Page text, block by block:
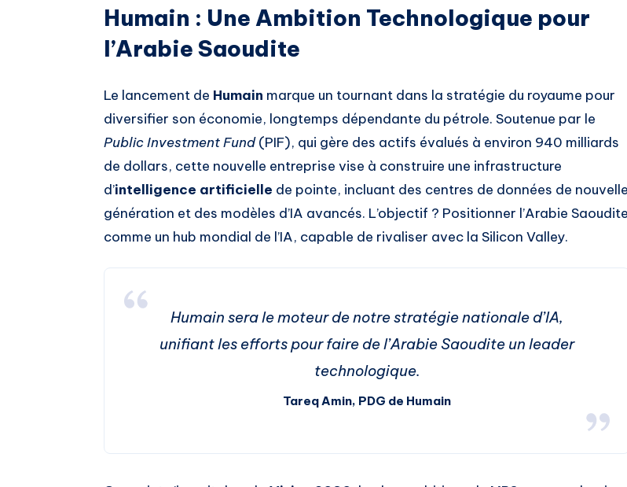
Humain : Une Ambition Technologique pour
l’Arabie Saoudite
Le lancement de Humain marque un tournant dans la stratégie du royaume pour
diversifier son économie, longtemps dépendante du pétrole. Soutenue par le
Public Investment Fund(PIF), qui gère des actifs évalués à environ 940 milliards
de dollars, cette nouvelle entreprise vise à construire une infrastructure
d’intelligence artificielle de pointe, incluant des centres de données de nouvelle
génération et des modèles d’IA avancés. L’objectif ? Positionner l’Arabie Saoudite
comme un hub mondial de l’IA, capable de rivaliser avec la Silicon Valley.
Humain sera le moteur de notre stratégie nationale d’IA,
unifiant les efforts pour faire de l’Arabie Saoudite un leader
technologique.
Tareq Amin, PDG de Humain